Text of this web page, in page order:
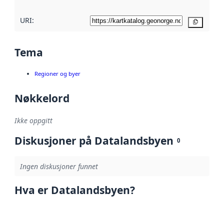
URI:
Tema
Regioner og byer
Nøkkelord
Ikke oppgitt
Diskusjoner på Datalandsbyen 0
Ingen diskusjoner funnet
Hva er Datalandsbyen?